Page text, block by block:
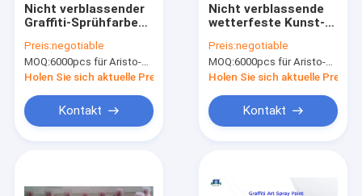
Produkte
Nicht verblassender
Graffiti-Sprühfarbe
für Metall
Preis:negotiable
MOQ:6000pcs für Aristo-Marke, 15000pcs für Kundenmarke
Holen Sie sich aktuelle Preis
Kontakt
Nicht verblassende
wetterfeste Kunst-
Graffiti-Rosa-
purpurrotes rotes
buntes
Preis:negotiable
MOQ:6000pcs für Aristo-Marke, 15000pcs für Kundenmarke
Holen Sie sich aktuelle Preis
Kontakt